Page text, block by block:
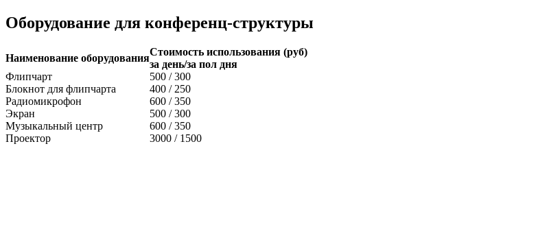
Оборудование для конференц-структуры
Наименование оборудования
Стоимость использования (руб)
за день/за пол дня
Флипчарт
500 / 300
Блокнот для флипчарта
400 / 250
Радиомикрофон
600 / 350
Экран
500 / 300
Музыкальный центр
600 / 350
Проектор
3000 / 1500